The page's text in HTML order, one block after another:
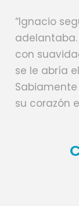
“Ignacio
con
se le abría
su corazón